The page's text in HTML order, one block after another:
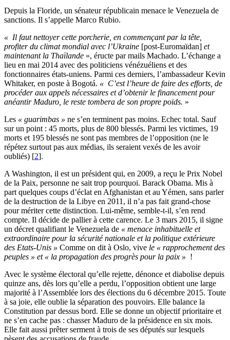
Depuis la Floride, un sénateur républicain menace le Venezuela de
sanctions. Il s’appelle Marco Rubio.
« Il faut nettoyer cette porcherie, en commençant par la tête,
profiter du climat mondial avec l’Ukraine [post-Euromaïdan] et
maintenant la Thaïlande », éructe par mails Machado. L’échange a
lieu en mai 2014 avec des politiciens vénézuéliens et des
fonctionnaires états-uniens. Parmi ces derniers, l’ambassadeur Kevin
Whitaker, en poste à Bogotá. « C’est l’heure de faire des efforts, de
procéder aux appels nécessaires et d’obtenir le financement pour
anéantir Maduro, le reste tombera de son propre poids. »
Les « guarimbas » ne s’en terminent pas moins. Echec total. Sauf
sur un point : 45 morts, plus de 800 blessés. Parmi les victimes, 19
morts et 195 blessés ne sont pas membres de l’opposition (ne le
répétez surtout pas aux médias, ils seraient vexés de les avoir
oubliés) [2].
A Washington, il est un président qui, en 2009, a reçu le Prix Nobel
de la Paix, personne ne sait trop pourquoi. Barack Obama. Mis à
part quelques coups d’éclat en Afghanistan et au Yémen, sans parler
de la destruction de la Libye en 2011, il n’a pas fait grand-chose
pour mériter cette distinction. Lui-même, semble-t-il, s’en rend
compte. Il décide de pallier à cette carence. Le 3 mars 2015, il signe
un décret qualifiant le Venezuela de « menace inhabituelle et
extraordinaire pour la sécurité nationale et la politique extérieure
des Etats-Unis » Comme on dit à Oslo, vive le « rapprochement des
peuples » et « la propagation des progrès pour la paix » !
Avec le système électoral qu’elle rejette, dénonce et diabolise depuis
quinze ans, dès lors qu’elle a perdu, l’opposition obtient une large
majorité à l’Assemblée lors des élections du 6 décembre 2015. Toute
à sa joie, elle oublie la séparation des pouvoirs. Elle balance la
Constitution par dessus bord. Elle se donne un objectif prioritaire et
ne s’en cache pas : chasser Maduro de la présidence en six mois.
Elle fait aussi prêter serment à trois de ses députés sur lesquels